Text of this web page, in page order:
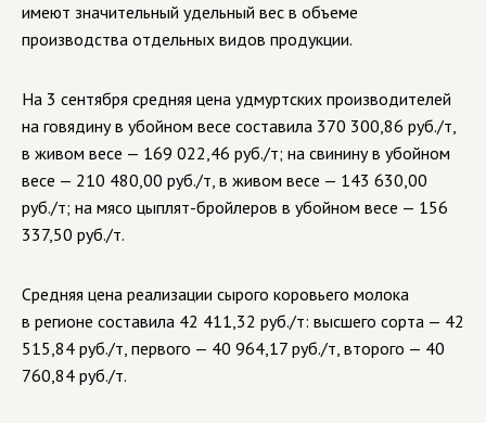
имеют значительный удельный вес в объеме
производства отдельных видов продукции.
На 3 сентября средняя цена удмуртских производителей
на говядину в убойном весе составила 370 300,86 руб./т,
в живом весе — 169 022,46 руб./т; на свинину в убойном
весе — 210 480,00 руб./т, в живом весе — 143 630,00
руб./т; на мясо цыплят-бройлеров в убойном весе — 156
337,50 руб./т.
Средняя цена реализации сырого коровьего молока
в регионе составила 42 411,32 руб./т: высшего сорта — 42
515,84 руб./т, первого — 40 964,17 руб./т, второго — 40
760,84 руб./т.